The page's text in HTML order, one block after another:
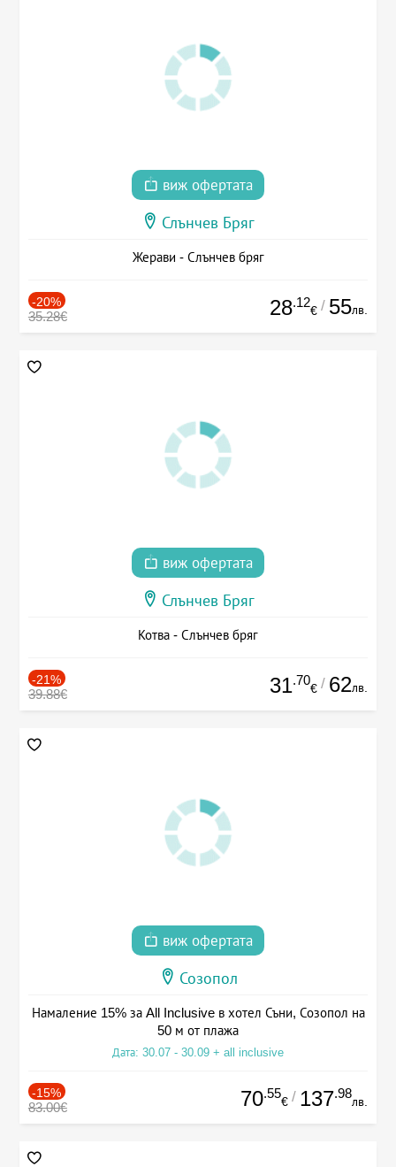
виж офертата
Слънчев Бряг
Жерави - Слънчев бряг
-20%
35.28€ 28.12
€ / 55лв.
виж офертата
Слънчев Бряг
Котва - Слънчев бряг
-21%
39.88€ 31.70
€ / 62лв.
виж офертата
Созопол
Намаление 15% за All Inclusive в хотел Съни, Созопол на
50 м от плажа
Дата: 30.07 - 30.09 + all inclusive
-15%
83.00€ 70.55
€ / 137.98
лв.